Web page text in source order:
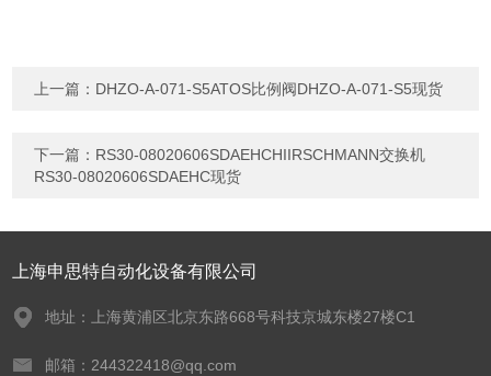
上一篇： DHZO-A-071-S5ATOS比例阀DHZO-A-071-S5现货
下一篇： RS30-08020606SDAEHCHIIRSCHMANN交换机
RS30-08020606SDAEHC现货
上海申思特自动化设备有限公司
地址：上海黄浦区北京东路668号科技京城东楼27楼C1
邮箱：244322418@qq.com